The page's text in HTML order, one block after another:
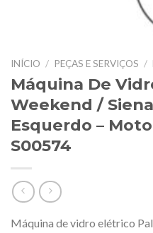
INÍCIO / PEÇAS E SERVIÇOS /
Máquina De
Weekend /
Esquerdo –
S00574
Máquina de vidro elétrico